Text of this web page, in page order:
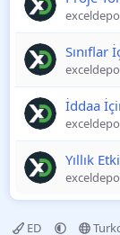
exceldepo
Sınıflar
exceldepo
İddaa
exceldepo
Yıllık
exceldepo
ED